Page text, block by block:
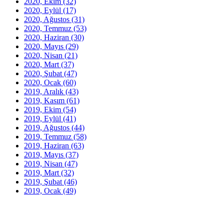
2020, Eylül (17)
2020, Ağustos (31)
2020, Temmuz (53)
2020, Haziran (30)
2020, Mayıs (29)
2020, Nisan (21)
2020, Mart (37)
2020, Şubat (47)
2020, Ocak (60)
2019, Aralık (43)
2019, Kasım (61)
2019, Ekim (54)
2019, Eylül (41)
2019, Ağustos (44)
2019, Temmuz (58)
2019, Haziran (63)
2019, Mayıs (37)
2019, Nisan (47)
2019, Mart (32)
2019, Şubat (46)
2019, Ocak (49)